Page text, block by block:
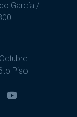
García /
Piso